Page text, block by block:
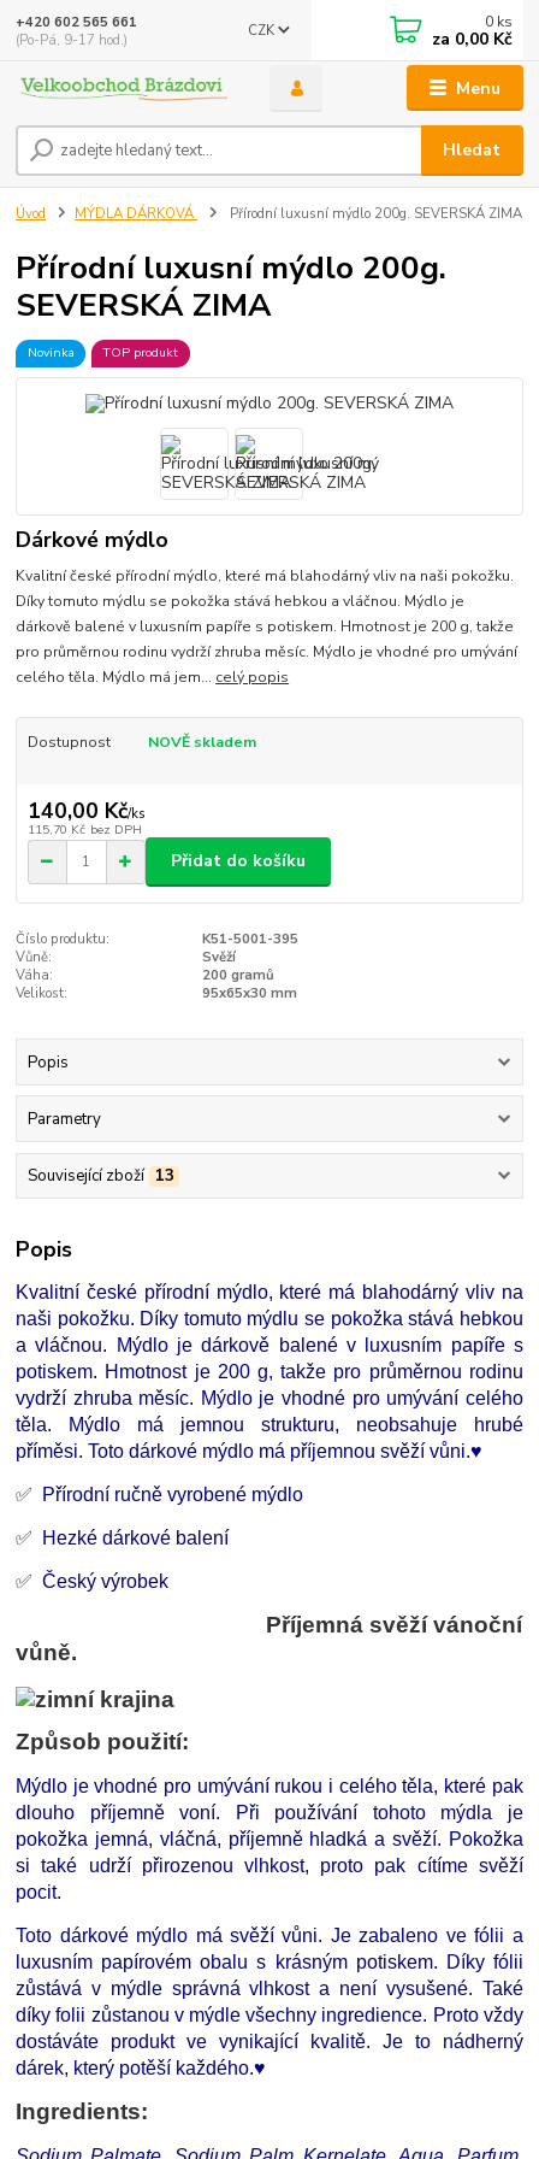
Menu
CZK
Hledat
+420 602 565 661
(Po-Pá, 9-17 hod.)
0 ks
za 0,00 Kč
Úvod MÝDLA DÁRKOVÁ Přírodní luxusní mýdlo 200g. SEVERSKÁ ZIMA
Přírodní luxusní mýdlo 200g.
SEVERSKÁ ZIMA
Novinka TOP produkt
Dárkové mýdlo
Kvalitní české přírodní mýdlo, které má blahodárný vliv na naši pokožku.
Díky tomuto mýdlu se pokožka stává hebkou a vláčnou. Mýdlo je
dárkově balené v luxusním papíře s potiskem. Hmotnost je 200 g, takže
pro průměrnou rodinu vydrží zhruba měsíc. Mýdlo je vhodné pro umývání
celého těla. Mýdlo má jem... celý popis
Dostupnost NOVĚ skladem
140,00 Kč/ks
115,70 Kč bez DPH
Přidat do košíku
Číslo produktu:
K51-5001-395
Vůně:
Svěží
Váha:
200 gramů
Velikost:
95x65x30 mm
Popis
Parametry
Související zboží 13
Popis
Kvalitní české přírodní mýdlo, které má blahodárný vliv na
naši pokožku. Díky tomuto mýdlu se pokožka stává hebkou
a vláčnou. Mýdlo je dárkově balené v luxusním papíře s
potiskem. Hmotnost je 200 g, takže pro průměrnou rodinu
vydrží zhruba měsíc. Mýdlo je vhodné pro umývání celého
těla. Mýdlo má jemnou strukturu, neobsahuje hrubé
příměsi. Toto dárkové mýdlo má příjemnou svěží vůni.♥
✅ Přírodní ručně vyrobené mýdlo
✅ Hezké dárkové balení
✅Český výrobek
Příjemná svěží vánoční
vůně.
Způsob použití:
Mýdlo je vhodné pro umývání rukou i celého těla, které pak
dlouho příjemně voní. Při používání tohoto mýdla je
pokožka jemná, vláčná, příjemně hladká a svěží. Pokožka
si také udrží přirozenou vlhkost, proto pak cítíme svěží
pocit.
Toto dárkové mýdlo má svěží vůni. Je zabaleno ve fólii a
luxusním papírovém obalu s krásným potiskem. Díky fólii
zůstává v mýdle správná vlhkost a není vysušené. Také
díky folii zůstanou v mýdle všechny ingredience. Proto vždy
dostáváte produkt ve vynikající kvalitě. Je to nádherný
dárek, který potěší každého.♥
Ingredients: